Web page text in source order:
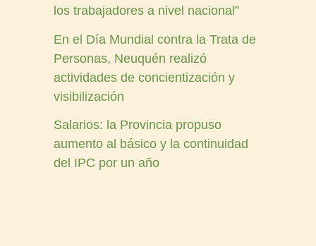
los trabajadores a nivel nacional”
En el Día Mundial contra la Trata de
Personas, Neuquén realizó
actividades de concientización y
visibilización
Salarios: la Provincia propuso
aumento al básico y la continuidad
del IPC por un año